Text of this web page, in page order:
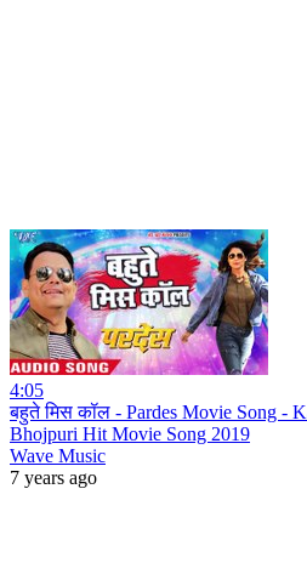
4:05
बहुते मिस कॉल - Pardes Movie Song -
Bhojpuri Hit Movie Song 2019
Wave Music
7 years ago